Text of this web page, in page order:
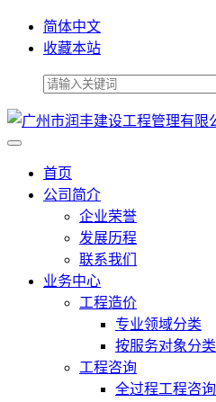
简体中文
收藏本站
首页
公司简介
企业荣誉
发展历程
联系我们
业务中心
工程造价
专业领域分类
按服务对象分类
工程咨询
全过程工程咨询